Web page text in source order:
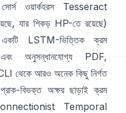
ওয়ার্কহরস
Tesseract
যার শিকড় HP-তে রয়েছে)
একটি LSTM-ভিত্তিক ক্রম
এবং অনুসন্ধানযোগ্য PDF,
থেকে আরও অনেক কিছু নির্গত
বিভক্ত অক্ষর ছাড়াই ক্রম
Temporal